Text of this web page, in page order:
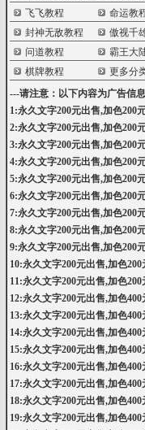
飞飞教程
命运教
封神无敌教程
傲视千
问道教程
霸王大
棋牌教程
更多分
---请注意：以下内容为广告信
1:永久文字200元出售,加色200
2:永久文字200元出售,加色200
3:永久文字200元出售,加色200
4:永久文字200元出售,加色200
5:永久文字200元出售,加色200
6:永久文字200元出售,加色200
7:永久文字200元出售,加色200
8:永久文字200元出售,加色200
9:永久文字200元出售,加色200
10:永久文字200元出售,加色200
11:永久文字200元出售,加色200
12:永久文字200元出售,加色400
13:永久文字200元出售,加色400
14:永久文字200元出售,加色400
15:永久文字200元出售,加色400
16:永久文字200元出售,加色400
17:永久文字200元出售,加色400
18:永久文字200元出售,加色400
19:永久文字200元出售,加色400